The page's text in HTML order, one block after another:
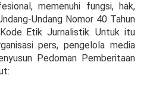
memenuhi fungsi, hak,
Undang Nomor 40 Tahun
Etik Jurnalistik. Untuk itu
pers, pengelola media
Pedoman Pemberitaan